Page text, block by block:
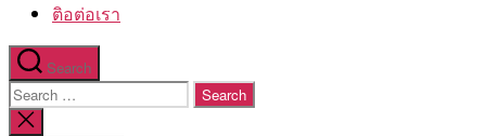
ติอต่อเรา
Search
Search
for:
Close